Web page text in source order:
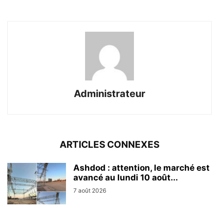
Administrateur
ARTICLES CONNEXES
Ashdod : attention, le marché est
avancé au lundi 10 août...
7 août 2026